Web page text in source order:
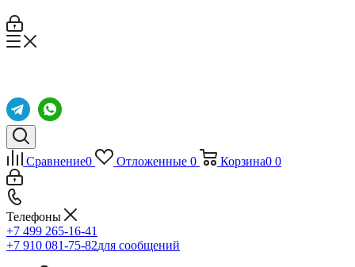
Сравнение0 Отложенные 0 Корзина0 0
Телефоны
+7 499 265-16-41
+7 910 081-75-82для сообщений